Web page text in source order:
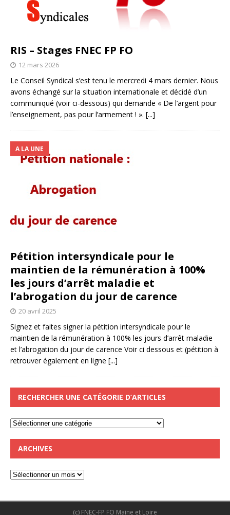
RIS – Stages FNEC FP FO
12 mars 2026
Le Conseil Syndical s’est tenu le mercredi 4 mars dernier. Nous
avons échangé sur la situation internationale et décidé d’un
communiqué (voir ci-dessous) qui demande « De l’argent pour
l’enseignement, pas pour l’armement ! ». [...]
Pétition intersyndicale pour le
maintien de la rémunération à 100%
les jours d’arrêt maladie et
l’abrogation du jour de carence
A LA UNE
20 avril 2025
Signez et faites signer la pétition intersyndicale pour le
maintien de la rémunération à 100% les jours d’arrêt maladie
et l’abrogation du jour de carence Voir ci dessous et (pétition à
retrouver également en ligne [...]
RECHERCHER UNE CATÉGORIE D’ARTICLES
ARCHIVES
(c) FNEC-FP FO Maine et Loire